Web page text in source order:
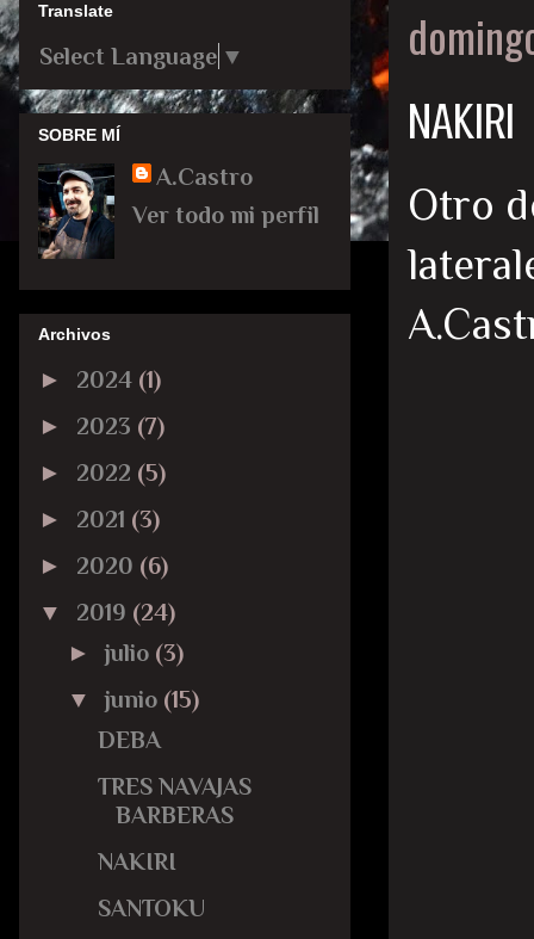
NAKIRI
Otro
Translate
Select Language ▼
SOBRE MÍ
A.Castro
Ver todo mi perfil
Archivos
► 2024 (1)
► 2023 (7)
► 2022 (5)
► 2021 (3)
► 2020 (6)
▼ 2019 (24)
►julio (3)
▼junio (15)
DEBA
TRES NAVAJAS
BARBERAS
NAKIRI
SANTOKU